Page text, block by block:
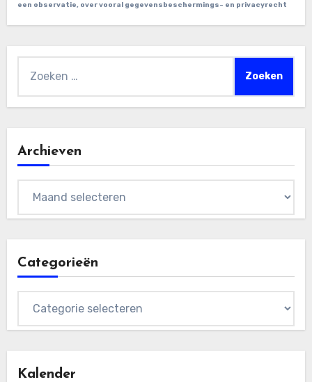
een observatie, over vooral gegevensbeschermings- en privacyrecht
Archieven
Categorieën
Kalender